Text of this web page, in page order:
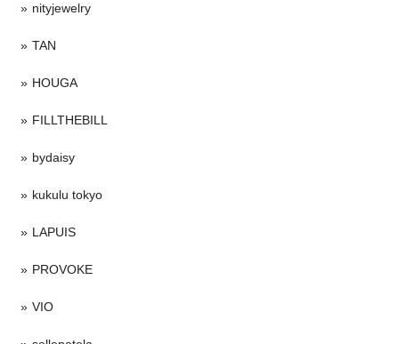
nityjewelry
TAN
HOUGA
FILLTHEBILL
bydaisy
kukulu tokyo
LAPUIS
PROVOKE
VIO